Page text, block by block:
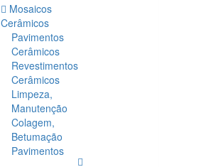
Mosaicos
Cerâmicos
Pavimentos
Cerâmicos
Revestimentos
Cerâmicos
Limpeza,
Manutenção
Colagem,
Betumação
Pavimentos